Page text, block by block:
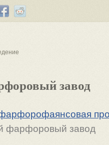
завод
фарфоровый завод